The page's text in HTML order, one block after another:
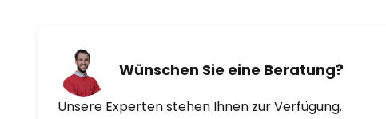
Wünschen Sie eine Beratung?
Unsere Experten stehen Ihnen zur Verfügung.